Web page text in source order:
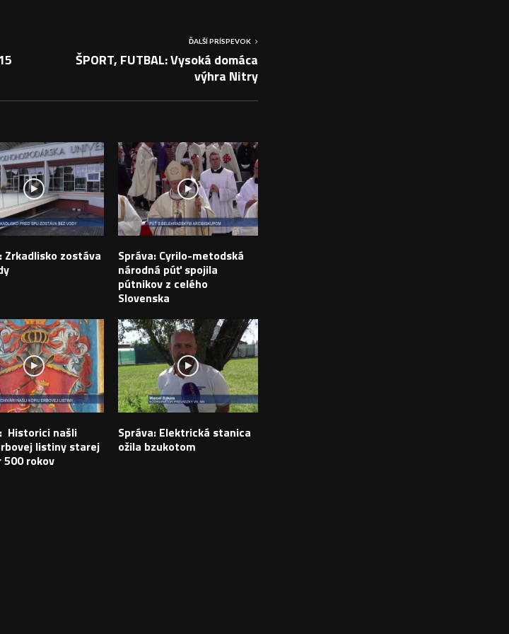
ĎALŠÍ PRÍSPEVOK
ŠPORT, FUTBAL: Vysoká domáca
výhra Nitry
Zrkadlisko zostáva
Správa: Cyrilo-metodská
národná púť spojila
pútnikov z celého
Slovenska
Historici našli
listiny starej
rokov
Správa: Elektrická stanica
ožila bzukotom